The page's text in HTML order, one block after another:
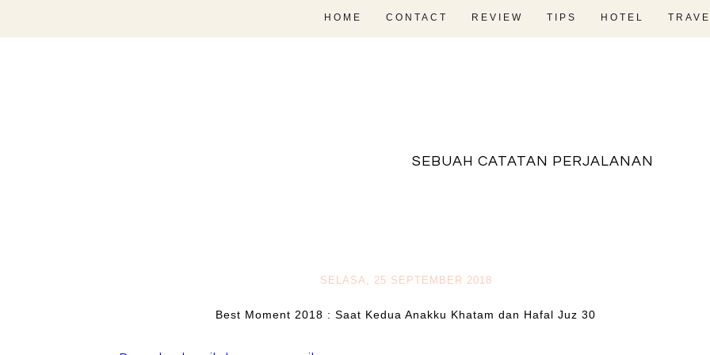
SEBUAH CATATAN PERJALANAN
HOME CONTACT REVIEW TIPS HOTEL
SELASA, 25 SEPTEMBER 2018
Best Moment 2018 : Saat Kedua Anakku Khatam dan Hafal Juz 30